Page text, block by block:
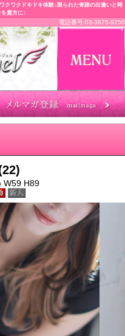
クワクドキドキ体験♪限られた奇跡の出逢いと時
貴方に♪
電話番号:03-3875-9250
W59 H89